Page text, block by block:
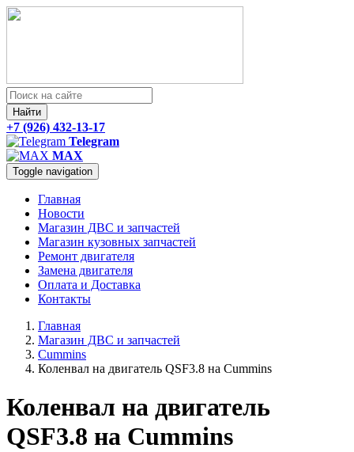
Найти
+7 (926) 432-13-17
Telegram
MAX
Toggle navigation
Главная
Новости
Магазин ДВС и запчастей
Магазин кузовных запчастей
Ремонт двигателя
Замена двигателя
Оплата и Доставка
Контакты
Главная
Магазин ДВС и запчастей
Cummins
Коленвал на двигатель QSF3.8 на Cummins
Коленвал на двигатель
QSF3.8 на Cummins